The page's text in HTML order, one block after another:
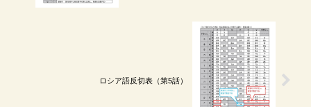
ロシア語反切表（第5話）